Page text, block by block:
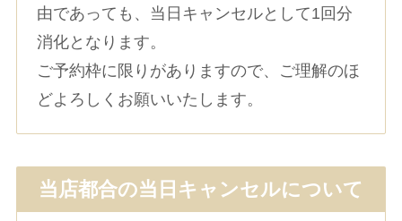
由であっても、当日キャンセルとして1回分
消化となります。
ご予約枠に限りがありますので、ご理解のほ
どよろしくお願いいたします。
当店都合の当日キャンセルについて